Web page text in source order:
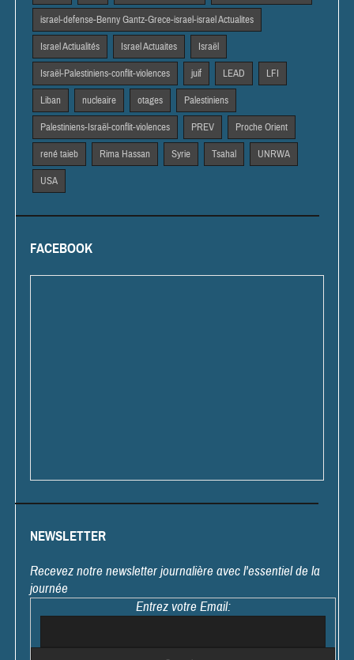
israel-defense-Benny Gantz-Grece-israel-israel Actualites
Israel Actiualités Israel Actuaites Israël
Israël-Palestiniens-conflit-violences juif LEAD LFI
Liban nucleaire otages Palestiniens
Palestiniens-Israël-conflit-violences PREV Proche Orient
rené taieb Rima Hassan Syrie Tsahal UNRWA
USA
FACEBOOK
NEWSLETTER
Recevez notre newsletter journalière avec l'essentiel de la
journée
Entrez votre Email: